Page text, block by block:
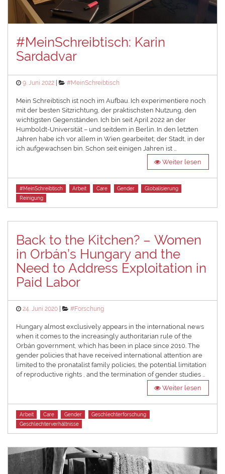
#MeinSchreibtisch: Karin
Sardadvar
Posted
9. Juni 2022 Categories
#MeinSchreibtisch
Mein Schreibtisch ist noch im Aufbau. Ich experimentiere noch
mit der besten Sitzrichtung, der praktischsten Nutzung, den
wichtigsten Gegenständen. Ich bin seit April 2022 an der
Humboldt-Universität – und seitdem in Berlin. In den letzten
Jahren habe ich vor allem in Wien gearbeitet; der Stadt, in der
ich aufgewachsen bin. Schon seit einigen Jahren ist …
Weiter lesen
Tags
#MeinSchreibtisch Arbeit Care Gender
Globalisierung
Reinigung
Back to the Kitchen? – Women
in Orbán’s Hungary and the
Need to Address Exploitation in
Paid Labor
Posted
24. Juni 2020 Categories
#Forschung
Hungary almost exclusively appears in the international news
when it comes to the increasingly authoritarian rule of the
Orbán government, which has been in place since 2010. The
gender policies that have received international attention are
limited to the pronatalist family policies, the potential limitation
of reproductive rights , and the termination of gender studies …
Weiter lesen
Tags
Arbeit Care Gender
Geschlechterforschung
Geschlechterverhältnisse